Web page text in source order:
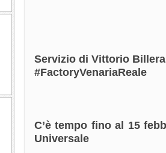
Servizio di Vittorio
#FactoryVenariaReale
C’è tempo fino al 15
Universale